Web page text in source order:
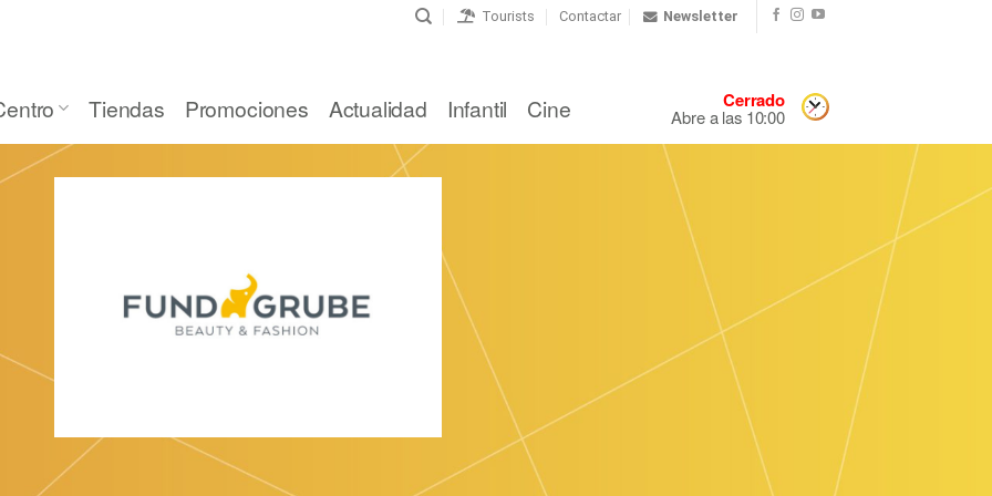
Tourists Contactar Newsletter
Tiendas Promociones Actualidad Infantil Cine Cerrado
Abre a las 10:00